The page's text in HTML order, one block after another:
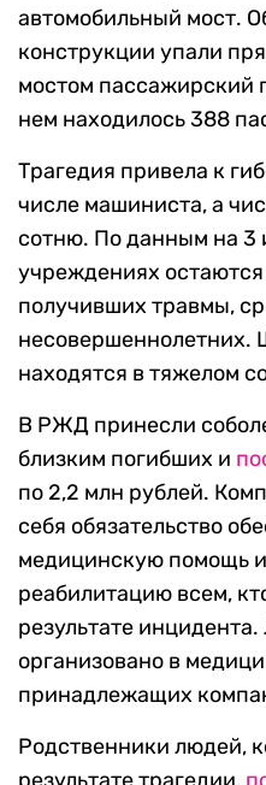
автомобильный мост.
конструкции упали
мостом пассажирский
нем находилось 388
Трагедия привела к
числе машиниста, а
сотню. По данным на 3
учреждениях
получивших травмы,
несовершеннолетних.
находятся в тяжелом
В РЖД принесли
близким погибших и
по 2,2 млн рублей.
себя обязательство
медицинскую помощь
реабилитацию всем,
результате
организовано в
принадлежащих
Родственники людей,